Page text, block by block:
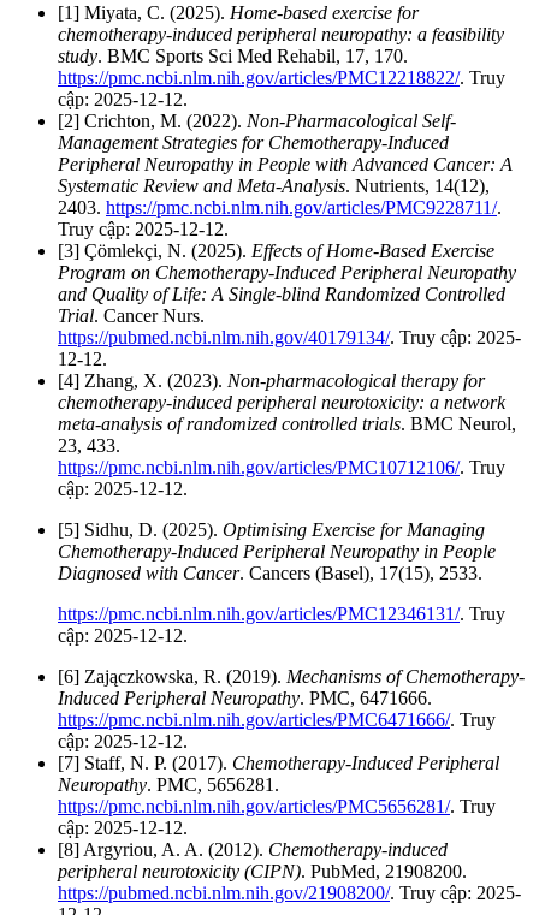
[1] Miyata, C. (2025). Home-based exercise for
chemotherapy-induced peripheral neuropathy: a feasibility
study. BMC Sports Sci Med Rehabil, 17, 170.
https://pmc.ncbi.nlm.nih.gov/articles/PMC12218822/. Truy
cập: 2025-12-12.
[2] Crichton, M. (2022). Non-Pharmacological Self-
Management Strategies for Chemotherapy-Induced
Peripheral Neuropathy in People with Advanced Cancer: A
Systematic Review and Meta-Analysis. Nutrients, 14(12),
2403. https://pmc.ncbi.nlm.nih.gov/articles/PMC9228711/.
Truy cập: 2025-12-12.
[3] Çömlekçi, N. (2025). Effects of Home-Based Exercise
Program on Chemotherapy-Induced Peripheral Neuropathy
and Quality of Life: A Single-blind Randomized Controlled
Trial. Cancer Nurs.
https://pubmed.ncbi.nlm.nih.gov/40179134/. Truy cập: 2025-
12-12.
[4] Zhang, X. (2023). Non-pharmacological therapy for
chemotherapy-induced peripheral neurotoxicity: a network
meta-analysis of randomized controlled trials. BMC Neurol,
23, 433.
https://pmc.ncbi.nlm.nih.gov/articles/PMC10712106/. Truy
cập: 2025-12-12.
[5] Sidhu, D. (2025). Optimising Exercise for Managing
Chemotherapy-Induced Peripheral Neuropathy in People
Diagnosed with Cancer. Cancers (Basel), 17(15), 2533.
https://pmc.ncbi.nlm.nih.gov/articles/PMC12346131/. Truy
cập: 2025-12-12.
[6] Zajączkowska, R. (2019). Mechanisms of Chemotherapy-
Induced Peripheral Neuropathy. PMC, 6471666.
https://pmc.ncbi.nlm.nih.gov/articles/PMC6471666/. Truy
cập: 2025-12-12.
[7] Staff, N. P. (2017). Chemotherapy-Induced Peripheral
Neuropathy. PMC, 5656281.
https://pmc.ncbi.nlm.nih.gov/articles/PMC5656281/. Truy
cập: 2025-12-12.
[8] Argyriou, A. A. (2012). Chemotherapy-induced
peripheral neurotoxicity (CIPN). PubMed, 21908200.
https://pubmed.ncbi.nlm.nih.gov/21908200/. Truy cập: 2025-